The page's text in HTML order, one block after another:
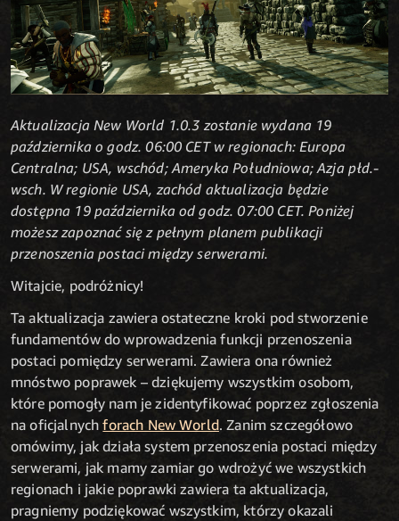
Aktualizacja New World 1.0.3 zostanie wydana 19
października o godz. 06:00 CET w regionach: Europa
Centralna; USA, wschód; Ameryka Południowa; Azja płd.-
wsch. W regionie USA, zachód aktualizacja będzie
dostępna 19 października od godz. 07:00 CET. Poniżej
możesz zapoznać się z pełnym planem publikacji
przenoszenia postaci między serwerami.
Witajcie, podróżnicy!
Ta aktualizacja zawiera ostateczne kroki pod stworzenie
fundamentów do wprowadzenia funkcji przenoszenia
postaci pomiędzy serwerami. Zawiera ona również
mnóstwo poprawek – dziękujemy wszystkim osobom,
które pomogły nam je zidentyfikować poprzez zgłoszenia
na oficjalnychforach New World. Zanim szczegółowo
omówimy, jak działa system przenoszenia postaci między
serwerami, jak mamy zamiar go wdrożyć we wszystkich
regionach i jakie poprawki zawiera ta aktualizacja,
pragniemy podziękować wszystkim, którzy okazali